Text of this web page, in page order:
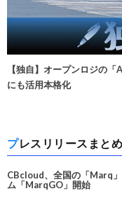
【独自】オープンロジの
にも活用本格化
プレスリリースまと
CBcloud、全国の「Marq
ム「MarqGO」開始